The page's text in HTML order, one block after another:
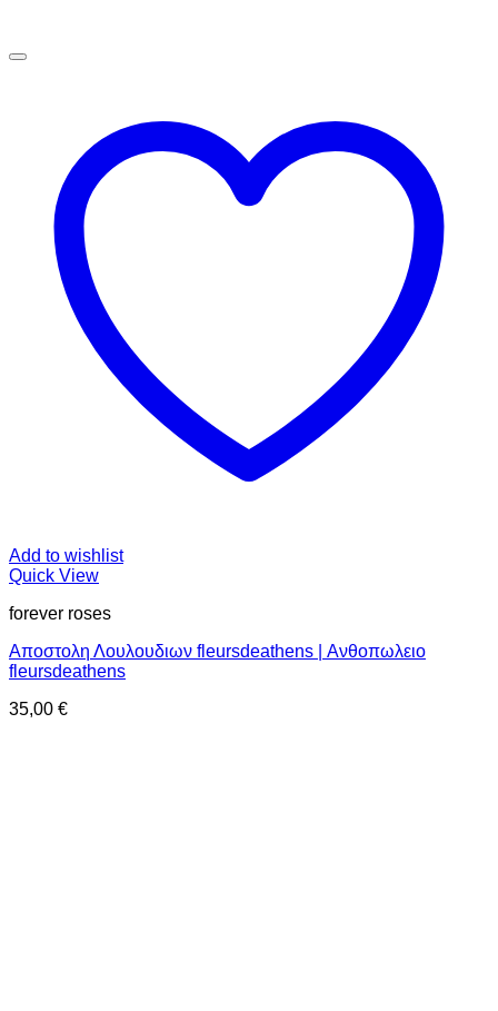
Add to wishlist
Quick View
forever roses
Αποστολη Λουλουδιων fleursdeathens | Ανθοπωλειο
fleursdeathens
35,00 €